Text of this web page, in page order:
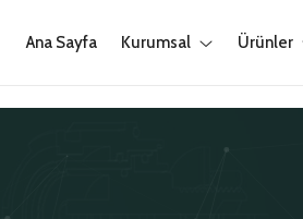
Ana Sayfa Kurumsal Ürünler